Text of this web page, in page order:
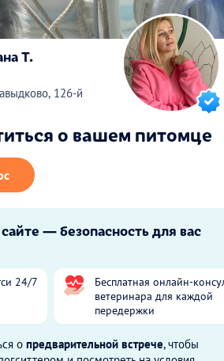
Т.
126-й
о вашем питомце
— безопасность для вас
24/7
Бесплатная онлайн-
ветеринара для каждой
передержки
о предварительной встрече, чтобы